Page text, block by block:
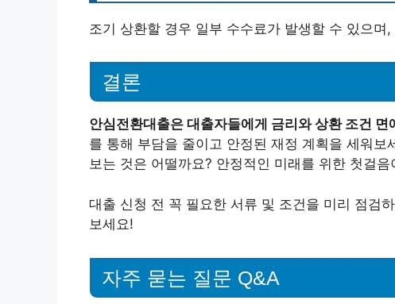
조기 상환할 경우 일부 수수료가 발생할 수 있으며
결론
안심전환대출은 대출자들에게 금리와 상환 조건
를 통해 부담을 줄이고 안정된 재정 계획을 세워
보는 것은 어떨까요? 안정적인 미래를 위한 첫걸음
대출 신청 전 꼭 필요한 서류 및 조건을 미리 점검
보세요!
자주 묻는 질문 Q&A